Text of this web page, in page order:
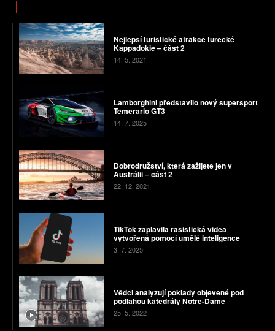
Nejlepší turistické atrakce turecké
Kappadokie – část 2
14. 5. 2021
Lamborghini představilo nový supersport
Temerario GT3
14. 7. 2025
Dobrodružství, která zažijete jen v
Austrálii – část 2
22. 12. 2021
TikTok zaplavila rasistická videa
vytvořená pomocí umělé inteligence
3. 7. 2025
Vědci analyzují poklady objevené pod
podlahou katedrály Notre-Dame
25. 5. 2022